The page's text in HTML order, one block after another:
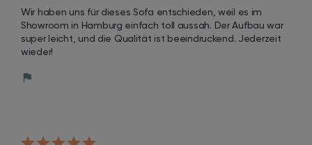
Wir haben uns für dieses Sofa entschieden, weil es im
Showroom in Hamburg einfach toll aussah. Der Aufbau war
super leicht, und die Qualität ist beeindruckend. Jederzeit
wieder!